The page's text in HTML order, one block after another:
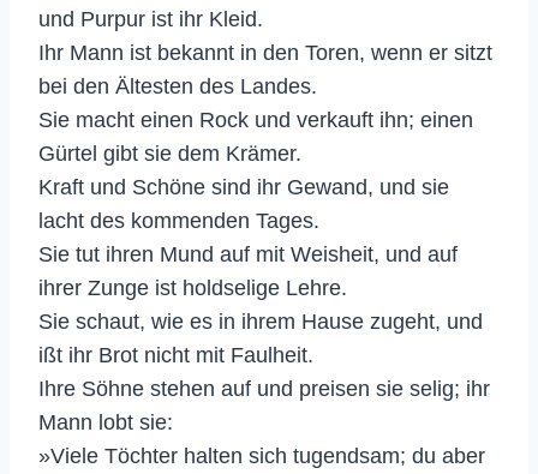
und Purpur ist ihr Kleid.
Ihr Mann ist bekannt in den Toren, wenn er sitzt
bei den Ältesten des Landes.
Sie macht einen Rock und verkauft ihn; einen
Gürtel gibt sie dem Krämer.
Kraft und Schöne sind ihr Gewand, und sie
lacht des kommenden Tages.
Sie tut ihren Mund auf mit Weisheit, und auf
ihrer Zunge ist holdselige Lehre.
Sie schaut, wie es in ihrem Hause zugeht, und
ißt ihr Brot nicht mit Faulheit.
Ihre Söhne stehen auf und preisen sie selig; ihr
Mann lobt sie:
»Viele Töchter halten sich tugendsam; du aber